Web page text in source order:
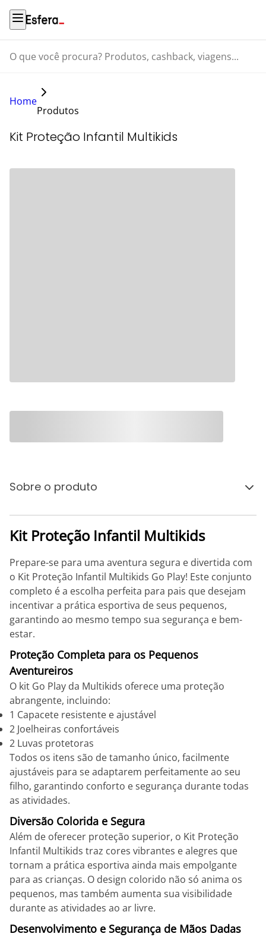
O que você procura? Produtos, cashback, viagens...
Home
Produtos
Kit Proteção Infantil Multikids
Sobre o produto
Kit Proteção Infantil Multikids
Prepare-se para uma aventura segura e divertida com
o Kit Proteção Infantil Multikids Go Play! Este conjunto
completo é a escolha perfeita para pais que desejam
incentivar a prática esportiva de seus pequenos,
garantindo ao mesmo tempo sua segurança e bem-
estar.
Proteção Completa para os Pequenos
Aventureiros
O kit Go Play da Multikids oferece uma proteção
abrangente, incluindo:
1 Capacete resistente e ajustável
2 Joelheiras confortáveis
2 Luvas protetoras
Todos os itens são de tamanho único, facilmente
ajustáveis para se adaptarem perfeitamente ao seu
filho, garantindo conforto e segurança durante todas
as atividades.
Diversão Colorida e Segura
Além de oferecer proteção superior, o Kit Proteção
Infantil Multikids traz cores vibrantes e alegres que
tornam a prática esportiva ainda mais empolgante
para as crianças. O design colorido não só anima os
pequenos, mas também aumenta sua visibilidade
durante as atividades ao ar livre.
Desenvolvimento e Segurança de Mãos Dadas